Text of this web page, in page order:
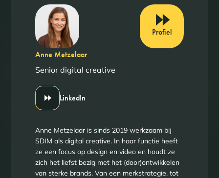
Anne Metzelaar
Senior digital creative
LinkedIn
Profiel
Anne Metzelaar is sinds 2019 werkzaam bij
SDIM als digital creative. In haar functie heeft
ze een focus op design en video en houdt ze
zich het liefst bezig met het (door)ontwikkelen
van sterke brands. Van een merkstrategie, tot